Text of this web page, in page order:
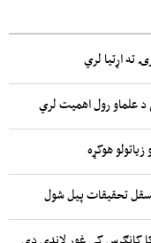
ته اړتیا لري
د علماو رول اهمیت لري
هوکړه
تحقیقات پیل شول